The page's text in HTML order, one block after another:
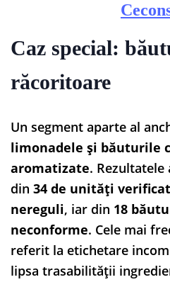
Caz special:
răcoritoare
Un segment aparte al
limonadele și băuturile
aromatizate.
din 34 de unități
nereguli, iar din 18
neconforme. Cele mai
referit la etichetare
lipsa trasabilității